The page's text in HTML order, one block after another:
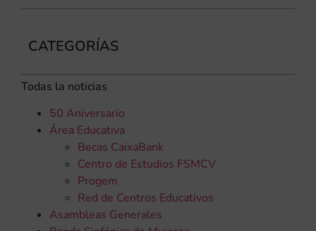
CATEGORÍAS
Todas la noticias
50 Aniversario
Área Educativa
Becas CaixaBank
Centro de Estudios FSMCV
Progem
Red de Centros Educativos
Asambleas Generales